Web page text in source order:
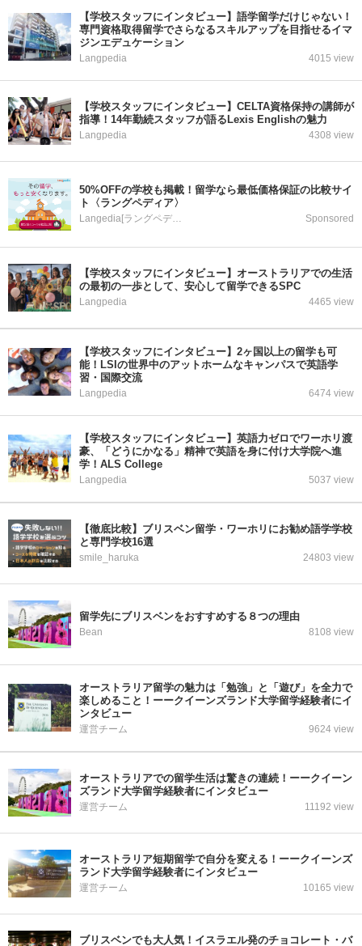
【学校スタッフにインタビュー】語学留学だけじゃない！
専門資格取得留学でさらなるスキルアップを目指せるイマ
ジンエデュケーション
Langpedia 4015 view
【学校スタッフにインタビュー】CELTA資格保持の講師が
指導！14年勤続スタッフが語るLexis Englishの魅力
Langpedia 4308 view
50%OFFの学校も掲載！留学なら最低価格保証の比較サイ
ト〈ラングペディア〉
Langedia[ラングペディア] Sponsored
【学校スタッフにインタビュー】オーストラリアでの生活
の最初の一歩として、安心して留学できるSPC
Langpedia 4465 view
【学校スタッフにインタビュー】2ヶ国以上の留学も可
能！LSIの世界中のアットホームなキャンパスで英語学
習・国際交流
Langpedia 6474 view
【学校スタッフにインタビュー】英語力ゼロでワーホリ渡
豪、「どうにかなる」精神で英語を身に付け大学院へ進
学！ALS College
Langpedia 5037 view
【徹底比較】ブリスベン留学・ワーホリにお勧め語学学校
と専門学校16選
smile_haruka 24803 view
留学先にブリスベンをおすすめする８つの理由
Bean 8108 view
オーストラリア留学の魅力は「勉強」と「遊び」を全力で
楽しめること！ーークイーンズランド大学留学経験者にイ
ンタビュー
運営チーム 9624 view
オーストラリアでの留学生活は驚きの連続！ーークイーン
ズランド大学留学経験者にインタビュー
運営チーム 11192 view
オーストラリア短期留学で自分を変える！ーークイーンズ
ランド大学留学経験者にインタビュー
運営チーム 10165 view
ブリスベンでも大人気！イスラエル発のチョコレート・バ